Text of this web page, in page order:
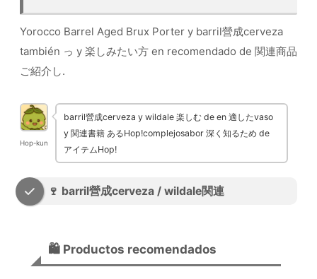
Yorocco Barrel Aged Brux Porter y barril營成cerveza
también っ y 楽しみたい方 en recomendado de 関連商品
ご紹介し.
Hop-kun
barril營成cerveza y wildale 楽しむ de en 適したvaso
y 関連書籍 あるHop!complejosabor 深く知るため de
アイテムHop!
🍷 barril營成cerveza / wildale関連
🛍️ Productos recomendados